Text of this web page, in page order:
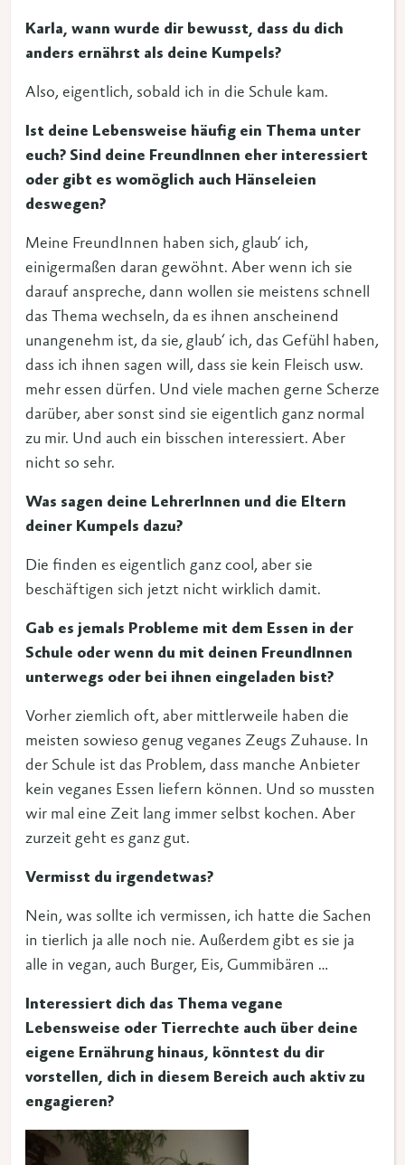
Karla, wann wurde dir bewusst, dass du dich
anders ernährst als deine Kumpels?
Also, eigentlich, sobald ich in die Schule kam.
Ist deine Lebensweise häufig ein Thema unter
euch? Sind deine FreundInnen eher interessiert
oder gibt es womöglich auch Hänseleien
deswegen?
Meine FreundInnen haben sich, glaub‘ ich,
einigermaßen daran gewöhnt. Aber wenn ich sie
darauf anspreche, dann wollen sie meistens schnell
das Thema wechseln, da es ihnen anscheinend
unangenehm ist, da sie, glaub‘ ich, das Gefühl haben,
dass ich ihnen sagen will, dass sie kein Fleisch usw.
mehr essen dürfen. Und viele machen gerne Scherze
darüber, aber sonst sind sie eigentlich ganz normal
zu mir. Und auch ein bisschen interessiert. Aber
nicht so sehr.
Was sagen deine LehrerInnen und die Eltern
deiner Kumpels dazu?
Die finden es eigentlich ganz cool, aber sie
beschäftigen sich jetzt nicht wirklich damit.
Gab es jemals Probleme mit dem Essen in der
Schule oder wenn du mit deinen FreundInnen
unterwegs oder bei ihnen eingeladen bist?
Vorher ziemlich oft, aber mittlerweile haben die
meisten sowieso genug veganes Zeugs Zuhause. In
der Schule ist das Problem, dass manche Anbieter
kein veganes Essen liefern können. Und so mussten
wir mal eine Zeit lang immer selbst kochen. Aber
zurzeit geht es ganz gut.
Vermisst du irgendetwas?
Nein, was sollte ich vermissen, ich hatte die Sachen
in tierlich ja alle noch nie. Außerdem gibt es sie ja
alle in vegan, auch Burger, Eis, Gummibären …
Interessiert dich das Thema vegane
Lebensweise oder Tierrechte auch über deine
eigene Ernährung hinaus, könntest du dir
vorstellen, dich in diesem Bereich auch aktiv zu
engagieren?